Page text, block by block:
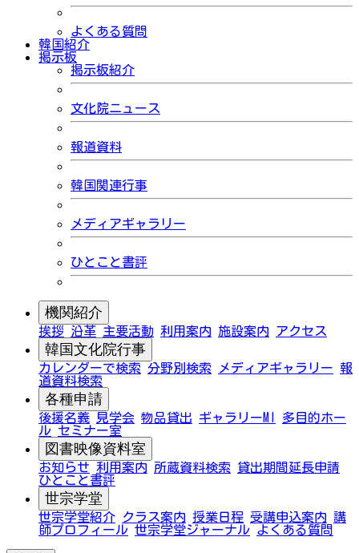
よくある質問
韓国紹介
掲示板
掲示板紹介
文化院ニュース
報道資料
韓国関連行事
メディアギャラリー
ひとこと書評
機関紹介
挨拶 沿革 主要活動 利用案内 施設案内 アクセス
韓国文化院行事
カレンダーで検索 分野別検索 メディアギャラリー 報
道資料検索
各種申請
後援名義 見学会 物品貸出 ギャラリーMI
多目的ホー
ル セミナー室
図書映像資料室
お知らせ 利用案内 所蔵資料検索
貸出期間延長申請
ひとこと書評
世宗学堂
世宗学堂紹介 クラス案内 授業日程 受講申込案内 講
師プロフィール 世宗学堂ジャーナル よくある質問